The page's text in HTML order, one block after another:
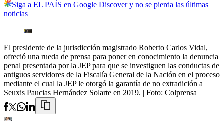
Siga a EL PAÍS en Google Discover y no se pierda las últimas
noticias
El presidente de la jurisdicción magistrado Roberto Carlos Vidal,
ofreció una rueda de prensa para poner en conocimiento la denuncia
penal presentada por la JEP para que se investiguen las conductas de
antiguos servidores de la Fiscalía General de la Nación en el proceso
mediante el cual la JEP le otorgó la garantía de no extradición a
Seuxis Paucias Hernández Solarte en 2019. | Foto: Colprensa